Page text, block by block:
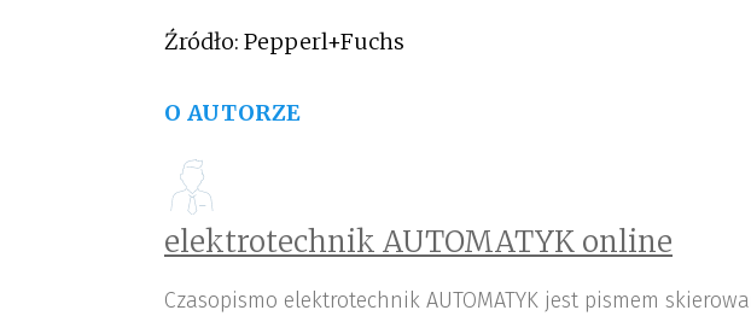
Źródło: Pepperl+Fuchs
O AUTORZE
elektrotechnik AUTOMATYK online
Czasopismo elektrotechnik AUTOMATYK jest pismem